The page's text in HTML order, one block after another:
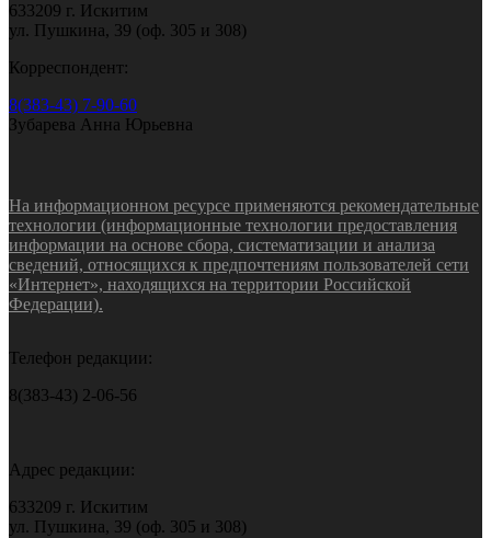
633209 г. Искитим
ул. Пушкина, 39 (оф. 305 и 308)
Корреспондент:
8(383-43) 7-90-60
Зубарева Анна Юрьевна
На информационном ресурсе применяются рекомендательные
технологии (информационные технологии предоставления
информации на основе сбора, систематизации и анализа
сведений, относящихся к предпочтениям пользователей сети
«Интернет», находящихся на территории Российской
Федерации).
Телефон редакции:
8(383-43) 2-06-56
Адрес редакции:
633209 г. Искитим
ул. Пушкина, 39 (оф. 305 и 308)